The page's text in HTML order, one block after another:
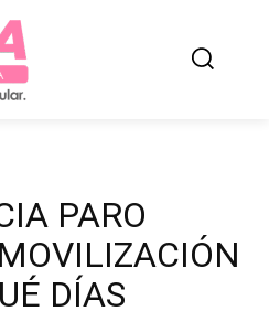
PARO
DÍAS